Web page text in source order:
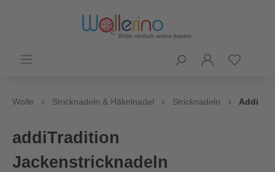
Wolle Stricknadeln & Häkelnadel Stricknadeln Addi
addiTradition
Jackenstricknadeln